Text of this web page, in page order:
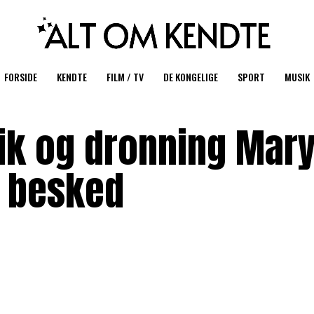
FORSIDE KENDTE FILM / TV DE KONGELIGE SPORT MUSIK
og dronning